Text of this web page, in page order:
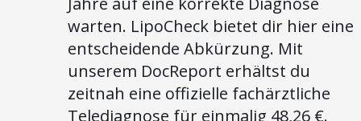
warten. LipoCheck bietet dir hier eine
entscheidende Abkürzung. Mit
unserem DocReport erhältst du
zeitnah eine offizielle fachärztliche
Telediagnose für einmalig 48,26 €.